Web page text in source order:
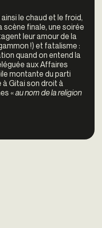
le chaud et le froid,
finale, une soirée
leur amour de la
!) et fatalisme :
quand on entend la
aux Affaires
montante du parti
Gitai son droit à
« au nom de la religion